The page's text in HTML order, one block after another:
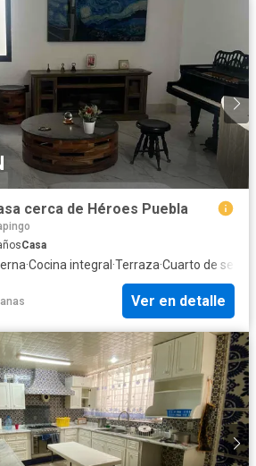
cerca de Héroes Puebla
Casa
·Cocina integral ·Terraza·Cuarto de
Ver en detalle